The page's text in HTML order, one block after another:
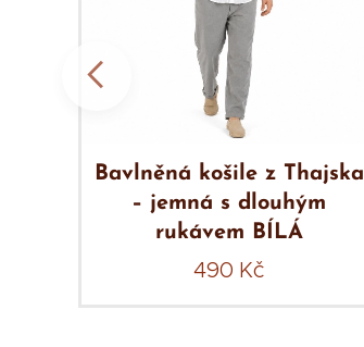
Bavlněná košile z Thajska
– jemná s dlouhým
rukávem BÍLÁ
490 Kč